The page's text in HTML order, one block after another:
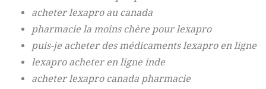
acheter lexapro au canada
pharmacie la moins chère pour lexapro
puis-je acheter des médicaments lexapro en ligne
lexapro acheter en ligne inde
acheter lexapro canada pharmacie